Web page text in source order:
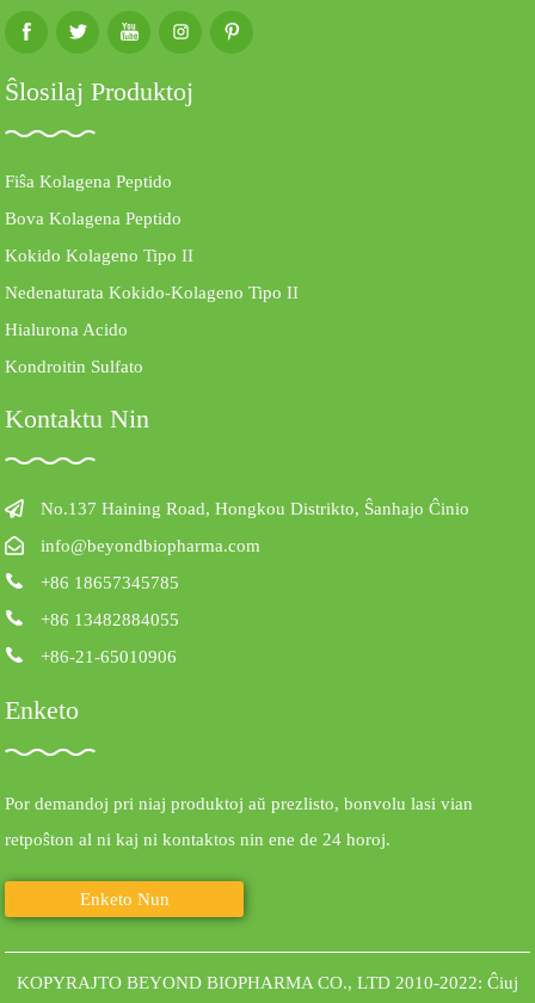
Ŝlosilaj Produktoj
Fiŝa Kolagena Peptido
Bova Kolagena Peptido
Kokido Kolageno Tipo II
Nedenaturata Kokido-Kolageno Tipo II
Hialurona Acido
Kondroitin Sulfato
Kontaktu Nin
No.137 Haining Road, Hongkou Distrikto, Ŝanhajo Ĉinio
info@beyondbiopharma.com
+86 18657345785
+86 13482884055
+86-21-65010906
Enketo
Por demandoj pri niaj produktoj aŭ prezlisto, bonvolu lasi vian
retpoŝton al ni kaj ni kontaktos nin ene de 24 horoj.
Enketo Nun
KOPYRAJTO BEYOND BIOPHARMA CO., LTD 2010-2022: Ĉiuj